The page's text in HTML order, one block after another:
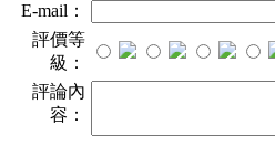
E-mail：
評價等
級：
評論內
容：